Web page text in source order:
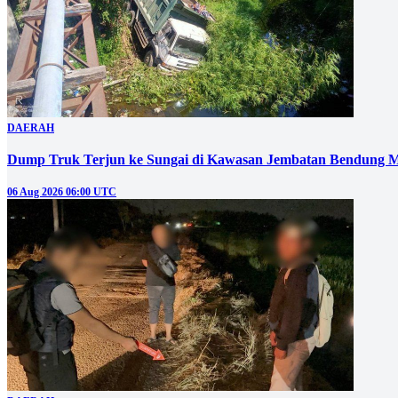
DAERAH
Dump Truk Terjun ke Sungai di Kawasan Jembatan Bendung
06 Aug 2026 06:00 UTC